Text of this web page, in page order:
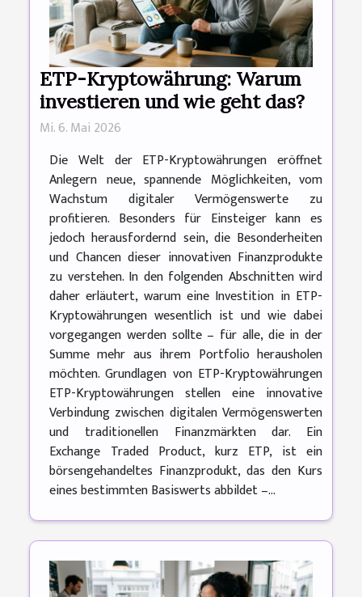
ETP-Kryptowährung: Warum
investieren und wie geht das?
Mi. 6. Mai 2026
Die Welt der ETP-Kryptowährungen eröffnet
Anlegern neue, spannende Möglichkeiten, vom
Wachstum digitaler Vermögenswerte zu
profitieren. Besonders für Einsteiger kann es
jedoch herausfordernd sein, die Besonderheiten
und Chancen dieser innovativen Finanzprodukte
zu verstehen. In den folgenden Abschnitten wird
daher erläutert, warum eine Investition in ETP-
Kryptowährungen wesentlich ist und wie dabei
vorgegangen werden sollte – für alle, die in der
Summe mehr aus ihrem Portfolio herausholen
möchten. Grundlagen von ETP-Kryptowährungen
ETP-Kryptowährungen stellen eine innovative
Verbindung zwischen digitalen Vermögenswerten
und traditionellen Finanzmärkten dar. Ein
Exchange Traded Product, kurz ETP, ist ein
börsengehandeltes Finanzprodukt, das den Kurs
eines bestimmten Basiswerts abbildet –...